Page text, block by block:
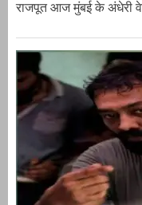
राजपूत आज मुंबई के अंधेरी